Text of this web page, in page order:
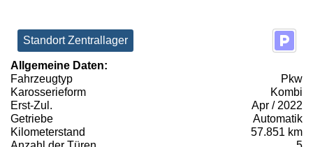
Standort Zentrallager
Allgemeine Daten:
Fahrzeugtyp
Pkw
Karosserieform
Kombi
Erst-Zul.
Apr / 2022
Getriebe
Automatik
Kilometerstand
57.851 km